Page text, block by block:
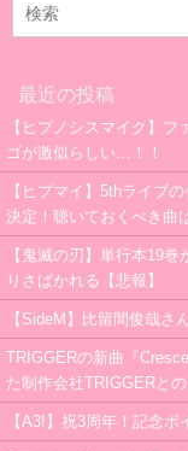
最近の投稿
【ヒプノシスマイク】
ゴが激似らしい…！！
【ヒプマイ】5thライブ
決定！聴いておくべき曲
【鬼滅の刃】単行本19
りさばかれる【悲報】
【SideM】比留間俊哉さ
TRIGGERの新曲『
た制作会社TRIGGERと
【A3!】祝3周年！記念